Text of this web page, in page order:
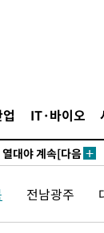
IT·바이오
붕괴
억원
전
대야 계속[다음
안겨드려 죄
전남광주